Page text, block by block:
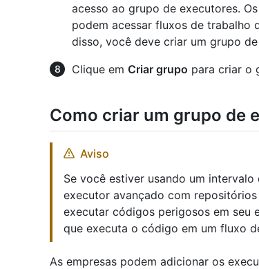
acesso ao grupo de executores.
podem acessar fluxos de trabalho
disso, você deve criar um grupo
Clique em Criar grupo para criar o
Como criar um grupo de
Aviso
Se você estiver usando um
executor avançado com
executar códigos perigosos em seu
que executa o código em um fluxo
As empresas podem adicionar os